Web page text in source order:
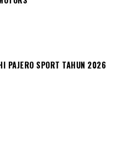
PAJERO SPORT TAHUN 2026